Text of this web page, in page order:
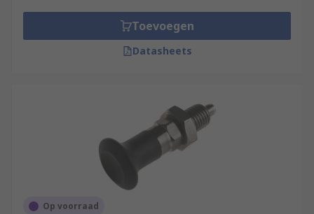
Toevoegen
Datasheets
Op voorraad